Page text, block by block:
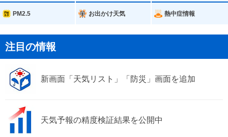
PM2.5 お出かけ天気 熱中症情報
注目の情報
新画面「天気リスト」「防災」画面を追加
天気予報の精度検証結果を公開中